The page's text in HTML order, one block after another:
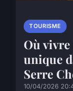
TOURISME
Où
unique
Serre
10/04/2026